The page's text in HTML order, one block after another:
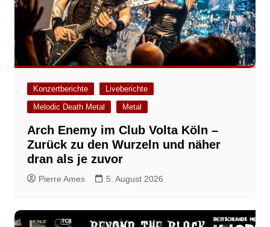
Konzertberichte
Liveberichte
Melodic Death Metal
Metal
Arch Enemy im Club Volta Köln –
Zurück zu den Wurzeln und näher
dran als je zuvor
Pierre Ames 5. August 2026